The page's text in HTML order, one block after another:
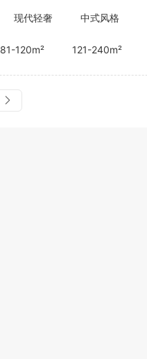
现代轻奢 中式风格
81-120m² 121-240m²